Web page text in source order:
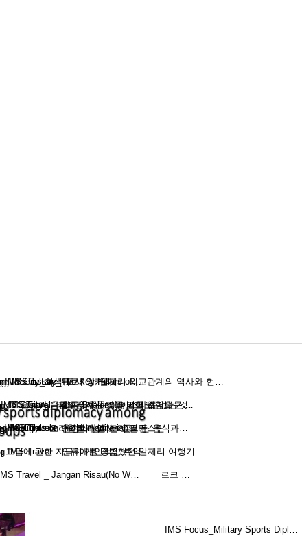
IMS Focus_Military Sports Dipl…
IMS Culture_The Key Pillars of…
IMS Culture _ 페르시아 문명을 이어오는 다문…
IMS Culture _ 할랄과 코셔 : 금기된 음식과…
IMS Culture _ 동부지중해의 예술 – 투르크 …
IMS City_회색 도시 앙카라
IMS City_‘다름의 공존’, 그 숭고한 위험을 기…
IMS City _ 요리 이스라엘 조리 필라스틴
IMS Travel _ 샬롬(Shalom)! 이스라엘
IMS Travel _ 온정이 넘치는 요르단
IMS Travel _ 인류애를 경험했던 알제리 여행기
IMS Travel _ Jangan Risau(No W…
IMS Essay_튀르키예-알제리 외교관계의 역사와 현…
이슬람과 음악 : 금지된 것과 막을 수 없는 것
Highlights on the Humanitarian…
그림에 관한 지극히 개인적인 추억